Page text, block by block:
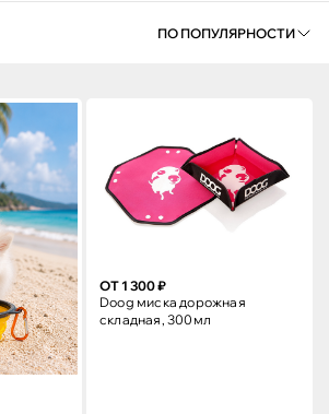
ПО ПОПУЛЯРНОСТИ
ОТ 1 300 ₽
Doog миска дорожная
складная, 300мл